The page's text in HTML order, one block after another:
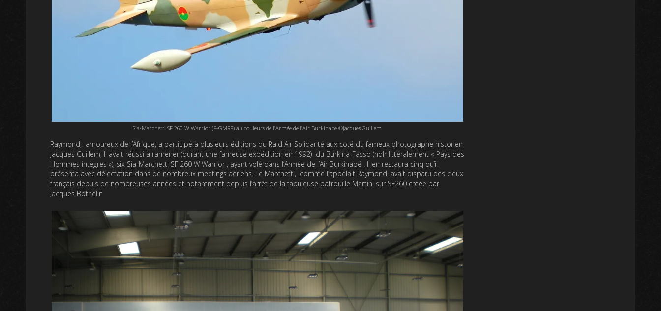
Sia-Marchetti SF 260 W Warrior (F-GMRF) au couleurs de l’Armée de l’Air Burkinabé ©Jacques Guillem
Raymond, amoureux de l’Afrique, a participé à plusieurs éditions du Raid Air Solidarité aux coté du fameux photographe historien
Jacques Guillem, Il avait réussi à ramener (durant une fameuse expédition en 1992) du Burkina-Fasso (ndlr littéralement « Pays des
Hommes intègres »), six Sia-Marchetti SF 260 W Warrior , ayant volé dans l’Armée de l’Air Burkinabé . Il en restaura cinq qu’il
présenta avec délectation dans de nombreux meetings aériens. Le Marchetti, comme l’appelait Raymond, avait disparu des cieux
français depuis de nombreuses années et notamment depuis l’arrêt de la fabuleuse patrouille Martini sur SF260 créée par
Jacques Bothelin